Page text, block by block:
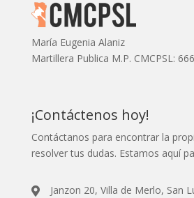
María Eugenia Alaniz
Martillera Publica M.P. CMCPSL: 666
¡Contáctenos hoy!
Contáctanos para encontrar la
resolver tus dudas. Estamos aquí
 Janzon 20, Villa de Merlo, San